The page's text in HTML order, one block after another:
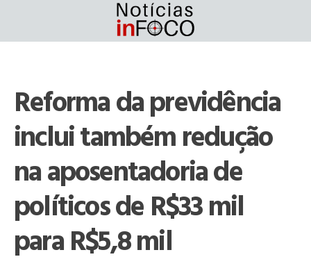
content
Reforma da previdência
inclui também redução
na aposentadoria de
políticos de R$33 mil
para R$5,8 mil